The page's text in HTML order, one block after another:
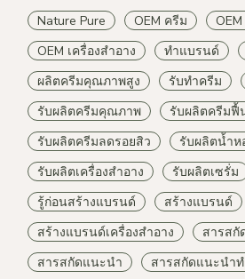
Nature Pure OEM ครีม
OEM เครื่องสำอาง
ทำแบรนด์
ผลิตครีมคุณภาพสูง
รับทำครีม
รับผลิตครีมคุณภาพ
รับผลิตครีมฟื้
รับผลิตครีมลดรอยสิว
รับผลิตน้ำห
รับผลิตเครื่องสำอาง
รับผลิตเซรั่ม
รู้ก่อนสร้างแบรนด์
สร้างแบรนด์
สร้างแบรนด์เครื่องสำอาง
สารสกั
สารสกัดแนะนำ
สารสกัดแนะนำ